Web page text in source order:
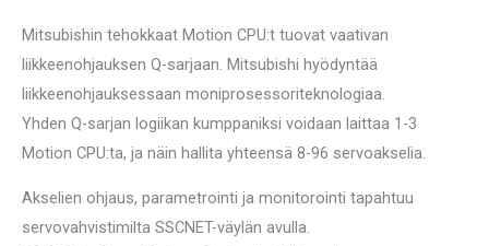
Mitsubishin tehokkaat Motion CPU:t tuovat vaativan
liikkeenohjauksen Q-sarjaan. Mitsubishi hyödyntää
liikkeenohjauksessaan moniprosessoriteknologiaa.
Yhden Q-sarjan logiikan kumppaniksi voidaan laittaa 1-3
Motion CPU:ta, ja näin hallita yhteensä 8-96 servoakselia.
Akselien ohjaus, parametrointi ja monitorointi tapahtuu
servovahvistimilta SSCNET-väylän avulla.